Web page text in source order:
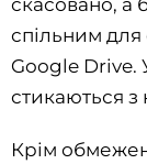
скасовано, а
спільним для
Google Drive.
стикаються з
Крім